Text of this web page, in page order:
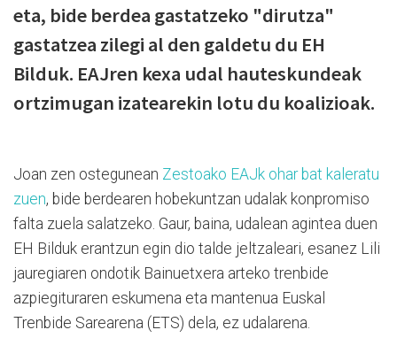
eta, bide berdea gastatzeko "dirutza"
gastatzea zilegi al den galdetu du EH
Bilduk. EAJren kexa udal hauteskundeak
ortzimugan izatearekin lotu du koalizioak.
Joan zen ostegunean Zestoako EAJk ohar bat kaleratu
zuen, bide berdearen hobekuntzan udalak konpromiso
falta zuela salatzeko. Gaur, baina, udalean agintea duen
EH Bilduk erantzun egin dio talde jeltzaleari, esanez Lili
jauregiaren ondotik Bainuetxera arteko trenbide
azpiegituraren eskumena eta mantenua Euskal
Trenbide Sarearena (ETS) dela, ez udalarena.